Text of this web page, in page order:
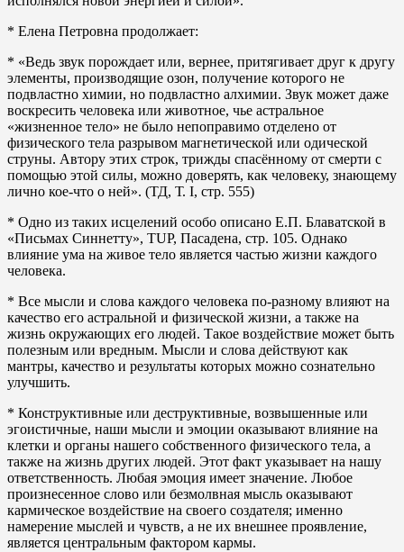
* Елена Петровна продолжает:
* «Ведь звук порождает или, вернее, притягивает друг к другу
элементы, производящие озон, получение которого не
подвластно химии, но подвластно алхимии. Звук может даже
воскресить человека или животное, чье астральное
«жизненное тело» не было непоправимо отделено от
физического тела разрывом магнетической или одической
струны. Автору этих строк, трижды спасённому от смерти с
помощью этой силы, можно доверять, как человеку, знающему
лично кое-что о ней». (ТД, Т. I, стр. 555)
* Одно из таких исцелений особо описано Е.П. Блаватской в
«Письмах Синнетту», TUP, Пасадена, стр. 105. Однако
влияние ума на живое тело является частью жизни каждого
человека.
* Все мысли и слова каждого человека по-разному влияют на
качество его астральной и физической жизни, а также на
жизнь окружающих его людей. Такое воздействие может быть
полезным или вредным. Мысли и слова действуют как
мантры, качество и результаты которых можно сознательно
улучшить.
* Конструктивные или деструктивные, возвышенные или
эгоистичные, наши мысли и эмоции оказывают влияние на
клетки и органы нашего собственного физического тела, а
также на жизнь других людей. Этот факт указывает на нашу
ответственность. Любая эмоция имеет значение. Любое
произнесенное слово или безмолвная мысль оказывают
кармическое воздействие на своего создателя; именно
намерение мыслей и чувств, а не их внешнее проявление,
является центральным фактором кармы.